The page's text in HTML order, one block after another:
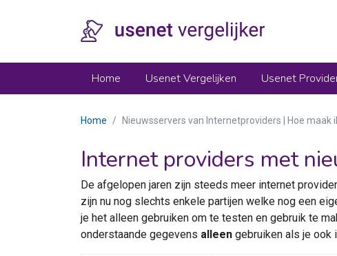
Home Usenet Vergelijken Usenet
Home Nieuwsservers van Internetproviders | Hoe maak
Internet providers met
De afgelopen jaren zijn steeds meer internet
zijn nu nog slechts enkele partijen welke nog een
je het alleen gebruiken om te testen en gebruik te
onderstaande gegevens alleen gebruiken als je ook